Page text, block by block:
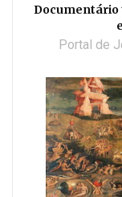
Documentário
Portal de